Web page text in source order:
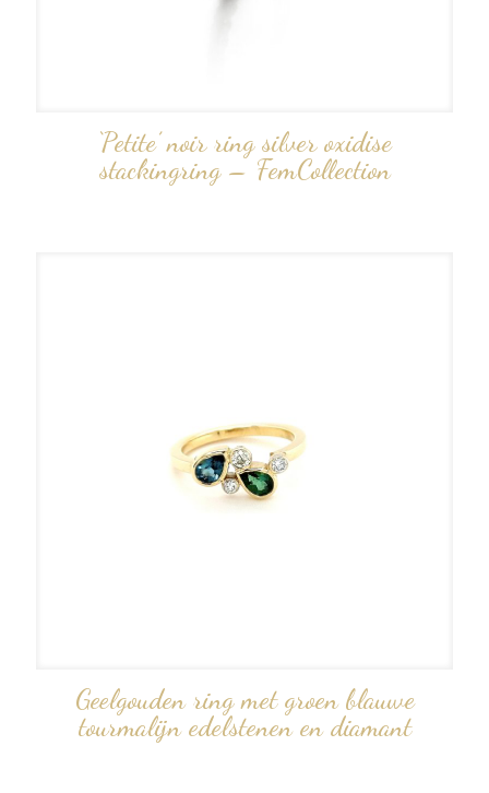
‘Petite’ noir ring silver oxidise
stackingring – FemCollection
Geelgouden ring met groen blauwe
tourmalijn edelstenen en diamant